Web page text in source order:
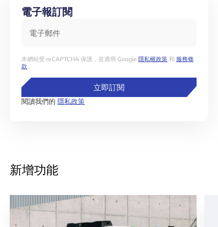
電子報訂閱
本網站受 reCAPTCHA 保護，並適用 Google 隱私權政策 和 服務條
款。
立即訂閱
閱讀我們的 隱私政策
新增功能